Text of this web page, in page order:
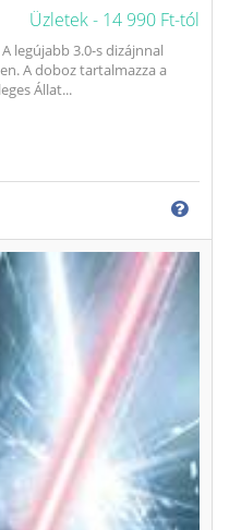
Üzletek - 14 990 Ft-tól
legújabb 3.0-s dizájnnal
A doboz tartalmazza a
Állat...